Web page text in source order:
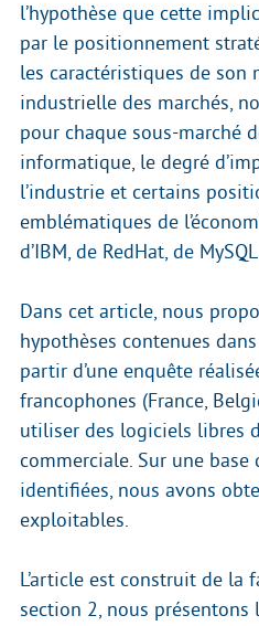
l’hypothèse que cette
par le positionnement
les caractéristiques de son
industrielle des marchés,
pour chaque sous-marché
informatique, le degré
l’industrie et certains
emblématiques de
d’IBM, de RedHat, de
Dans cet article, nous
hypothèses contenues
partir d’une enquête
francophones (France,
utiliser des logiciels libres
commerciale. Sur une base
identifiées, nous avons
exploitables.
L’article est construit de la
section 2, nous présentons